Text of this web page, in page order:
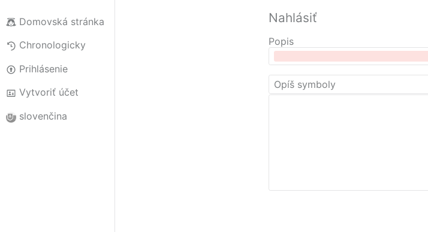
Domovská stránka
Chronologicky
Prihlásenie
Vytvoriť účet
slovenčina
Nahlásiť
Popis